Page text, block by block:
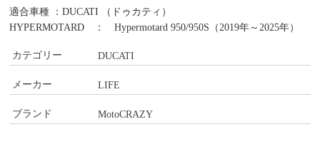
適合車種 ：DUCATI （ドゥカティ）
HYPERMOTARD ： Hypermotard 950/950S（2019年～2025年）
カテゴリー DUCATI
メーカー LIFE
ブランド MotoCRAZY